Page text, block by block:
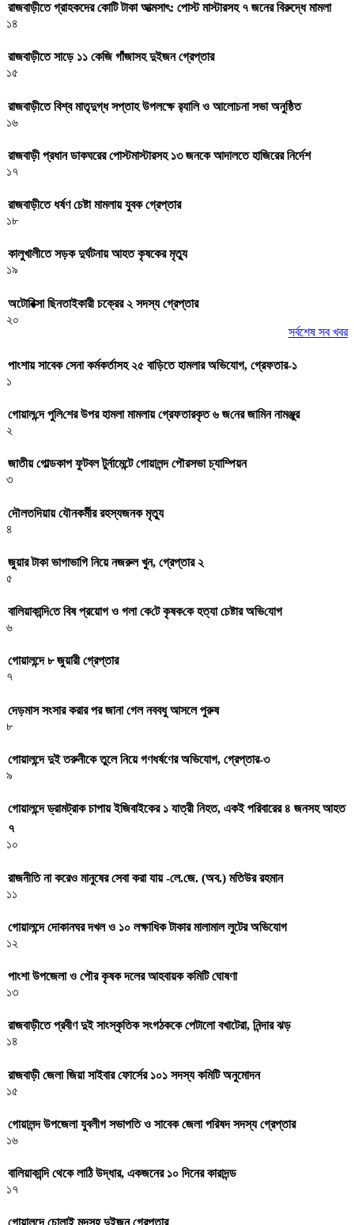
রাজবাড়ীতে গ্রাহকদের কোটি টাকা আত্মসাৎ: পোস্ট মাস্টারসহ ৭ জনের বিরুদ্ধে মামলা
১৪
রাজবাড়ীতে সাড়ে ১১ কেজি গাঁজাসহ দুইজন গ্রেপ্তার
১৫
রাজবাড়ীতে বিশ্ব মাতৃদুগ্ধ সপ্তাহ উপলক্ষে র‌্যালি ও আলোচনা সভা অনুষ্ঠিত
১৬
রাজবাড়ী প্রধান ডাকঘরের পোস্টমাস্টারসহ ১৩ জনকে আদালতে হাজিরের নির্দেশ
১৭
রাজবাড়ীতে ধর্ষণ চেষ্টা মামলায় যুবক গ্রেপ্তার
১৮
কালুখালীতে সড়ক দুর্ঘটনায় আহত কৃষকের মৃত্যু
১৯
অটোরিক্সা ছিনতাইকারী চক্রের ২ সদস্য গ্রেপ্তার
২০
সর্বশেষ সব খবর
পাংশায় সাবেক সেনা কর্মকর্তাসহ ২৫ বাড়িতে হামলার অভিযোগ, গ্রেফতার-১
১
গোয়াল‌ন্দে পু‌লি‌শের উপর হামলা মামলায় গ্রেফতারকৃত ৬ জ‌নের জা‌মিন নামঞ্জুর
২
জাতীয় গোল্ডকাপ ফুটবল টুর্নামেন্টে গোয়ালন্দ পৌরসভা চ্যাম্পিয়ন
৩
দৌলতদিয়ায় যৌনকর্মীর রহস্যজনক মৃত্যু
৪
জুয়ার টাকা ভাগাভাগি নিয়ে নজরুল খুন, গ্রেপ্তার ২
৫
বা‌লিয়াকা‌ন্দি‌তে বিষ প্রয়োগ ও গলা কে‌টে কৃষক‌কে হত্যা চেষ্টার অ‌ভি‌যোগ
৬
গোয়ালন্দে ৮ জুয়ারী গ্রেপ্তার
৭
দেড়মাস সংসার করার পর জানা গেল নববধু আসলে পুরুষ
৮
গোয়ালন্দে দুই তরুনীকে তুলে নিয়ে গণধর্ষণের অভিযোগ, গ্রেপ্তার-৩
৯
গোয়ালন্দে ড্রামট্রাক চাপায় ইজিবাইকের ১ যাত্রী নিহত, একই পরিবারের ৪ জনসহ আহত
৭
১০
রাজনীতি না করেও মানুষের সেবা করা যায় -লে.জে. (অব.) মতিউর রহমান
১১
গোয়ালন্দে দোকানঘর দখল ও ১০ লক্ষাধিক টাকার মালামাল লুটের অভিযোগ
১২
পাংশা উপজেলা ও পৌর কৃষক দলের আহবায়ক কমিটি ঘোষণা
১৩
রাজবাড়ীতে প্রবীণ দুই সাংস্কৃতিক সংগঠককে পেটালো বখাটেরা, নিন্দার ঝড়
১৪
রাজবাড়ী জেলা জিয়া সাইবার ফোর্সের ১০১ সদস্য কমিটি অনুমোদন
১৫
গোয়ালন্দ উপজেলা যুবলীগ সভাপতি ও সাবেক জেলা পরিষদ সদস্য গ্রেপ্তার
১৬
বালিয়াকান্দি থেকে লাঠি উদ্ধার, একজনের ১০ দিনের কারাদন্ড
১৭